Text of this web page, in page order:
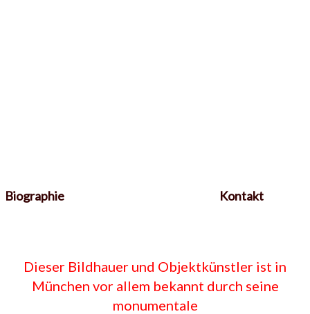
Biographie Kontakt
Dieser Bildhauer und Objektkünstler ist in
München vor allem bekannt durch seine
monumentale